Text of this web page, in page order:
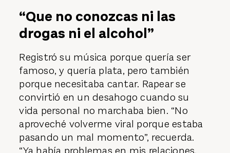
“Que no conozcas ni las
drogas ni el alcohol”
Registró su música porque quería ser
famoso, y quería plata, pero también
porque necesitaba cantar. Rapear se
convirtió en un desahogo cuando su
vida personal no marchaba bien. “No
aproveché volverme viral porque estaba
pasando un mal momento”, recuerda.